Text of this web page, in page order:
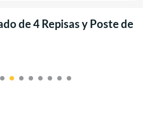
de 4 Repisas y Poste de